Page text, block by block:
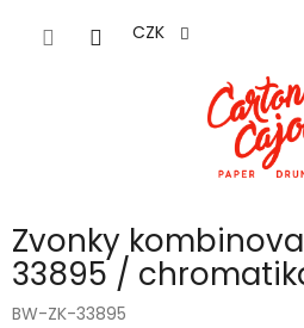
CZK
Zvonky
33895 /
BW-ZK-33895